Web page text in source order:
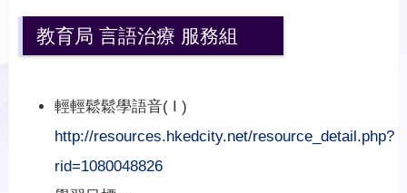
教育局 言語治療 服務組
輕輕鬆鬆學語音( I )
http://resources.hkedcity.net/resource_detail.php?
rid=1080048826